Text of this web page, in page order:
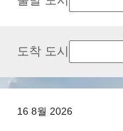
16 8월 2026
도착 도시